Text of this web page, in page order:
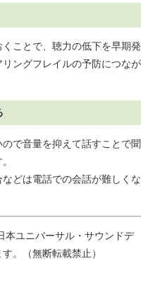
ことで、聴力の低下を早期発
ングフレイルの予防につなが
で音量を抑えて話すことで聞
どは電話での会話が難しくな
本ユニバーサル・サウンドデ
。（無断転載禁止）